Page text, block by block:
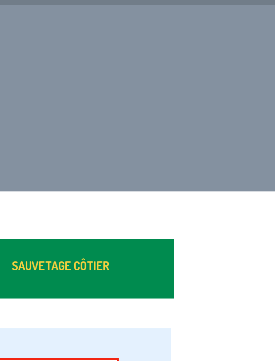
SAUVETAGE CÔTIER